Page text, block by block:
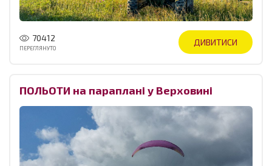
70412
ПЕРЕГЛЯНУТО
ДИВИТИСИ
ПОЛЬОТИ на параплані у Верховині